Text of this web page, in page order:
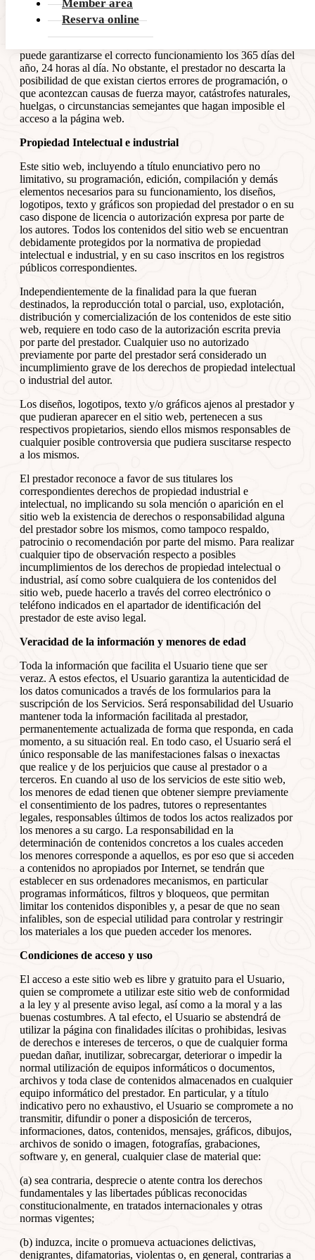
Member area
Reserva online
y dicho servidor, ya que entre ambos se establece una
conexión cifrada, que imposibilita el acceso de terceros a la
puede garantizarse el correcto funcionamiento los 365 días del
año, 24 horas al día. No obstante, el prestador no descarta la
posibilidad de que existan ciertos errores de programación, o
que acontezcan causas de fuerza mayor, catástrofes naturales,
huelgas, o circunstancias semejantes que hagan imposible el
acceso a la página web.
Propiedad Intelectual e industrial
Este sitio web, incluyendo a título enunciativo pero no
limitativo, su programación, edición, compilación y demás
elementos necesarios para su funcionamiento, los diseños,
logotipos, texto y gráficos son propiedad del prestador o en su
caso dispone de licencia o autorización expresa por parte de
los autores. Todos los contenidos del sitio web se encuentran
debidamente protegidos por la normativa de propiedad
intelectual e industrial, y en su caso inscritos en los registros
públicos correspondientes.
Independientemente de la finalidad para la que fueran
destinados, la reproducción total o parcial, uso, explotación,
distribución y comercialización de los contenidos de este sitio
web, requiere en todo caso de la autorización escrita previa
por parte del prestador. Cualquier uso no autorizado
previamente por parte del prestador será considerado un
incumplimiento grave de los derechos de propiedad intelectual
o industrial del autor.
Los diseños, logotipos, texto y/o gráficos ajenos al prestador y
que pudieran aparecer en el sitio web, pertenecen a sus
respectivos propietarios, siendo ellos mismos responsables de
cualquier posible controversia que pudiera suscitarse respecto
a los mismos.
El prestador reconoce a favor de sus titulares los
correspondientes derechos de propiedad industrial e
intelectual, no implicando su sola mención o aparición en el
sitio web la existencia de derechos o responsabilidad alguna
del prestador sobre los mismos, como tampoco respaldo,
patrocinio o recomendación por parte del mismo. Para realizar
cualquier tipo de observación respecto a posibles
incumplimientos de los derechos de propiedad intelectual o
industrial, así como sobre cualquiera de los contenidos del
sitio web, puede hacerlo a través del correo electrónico o
teléfono indicados en el apartador de identificación del
prestador de este aviso legal.
Veracidad de la información y menores de edad
Toda la información que facilita el Usuario tiene que ser
veraz. A estos efectos, el Usuario garantiza la autenticidad de
los datos comunicados a través de los formularios para la
suscripción de los Servicios. Será responsabilidad del Usuario
mantener toda la información facilitada al prestador,
permanentemente actualizada de forma que responda, en cada
momento, a su situación real. En todo caso, el Usuario será el
único responsable de las manifestaciones falsas o inexactas
que realice y de los perjuicios que cause al prestador o a
terceros. En cuando al uso de los servicios de este sitio web,
los menores de edad tienen que obtener siempre previamente
el consentimiento de los padres, tutores o representantes
legales, responsables últimos de todos los actos realizados por
los menores a su cargo. La responsabilidad en la
determinación de contenidos concretos a los cuales acceden
los menores corresponde a aquellos, es por eso que si acceden
a contenidos no apropiados por Internet, se tendrán que
establecer en sus ordenadores mecanismos, en particular
programas informáticos, filtros y bloqueos, que permitan
limitar los contenidos disponibles y, a pesar de que no sean
infalibles, son de especial utilidad para controlar y restringir
los materiales a los que pueden acceder los menores.
Condiciones de acceso y uso
El acceso a este sitio web es libre y gratuito para el Usuario,
quien se compromete a utilizar este sitio web de conformidad
a la ley y al presente aviso legal, así como a la moral y a las
buenas costumbres. A tal efecto, el Usuario se abstendrá de
utilizar la página con finalidades ilícitas o prohibidas, lesivas
de derechos e intereses de terceros, o que de cualquier forma
puedan dañar, inutilizar, sobrecargar, deteriorar o impedir la
normal utilización de equipos informáticos o documentos,
archivos y toda clase de contenidos almacenados en cualquier
equipo informático del prestador. En particular, y a título
indicativo pero no exhaustivo, el Usuario se compromete a no
transmitir, difundir o poner a disposición de terceros,
informaciones, datos, contenidos, mensajes, gráficos, dibujos,
archivos de sonido o imagen, fotografías, grabaciones,
software y, en general, cualquier clase de material que:
(a) sea contraria, desprecie o atente contra los derechos
fundamentales y las libertades públicas reconocidas
constitucionalmente, en tratados internacionales y otras
normas vigentes;
(b) induzca, incite o promueva actuaciones delictivas,
denigrantes, difamatorias, violentas o, en general, contrarias a